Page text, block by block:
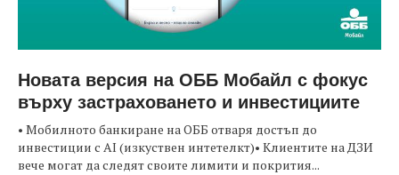
Новата версия на ОББ Мобайл с фокус
върху застраховането и инвестициите
• Мобилното банкиране на ОББ отваря достъп до
инвестиции с AI (изкуствен интетелкт)• Клиентите на ДЗИ
вече могат да следят своите лимити и покрития...